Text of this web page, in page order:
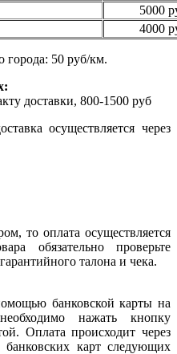
5000
4000
города: 50 руб/км.
доставки, 800-1500 руб
осуществляется через
то оплата осуществляется
обязательно проверьте
талона и чека.
банковской карты на
нажать кнопку
Оплата происходит через
карт следующих